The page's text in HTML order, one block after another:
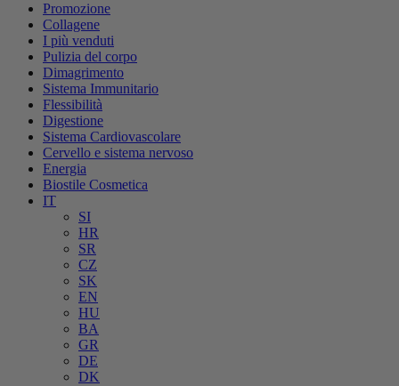
Promozione
Collagene
I più venduti
Pulizia del corpo
Dimagrimento
Sistema Immunitario
Flessibilità
Digestione
Sistema Cardiovascolare
Cervello e sistema nervoso
Energia
Biostile Cosmetica
IT
SI
HR
SR
CZ
SK
EN
HU
BA
GR
DE
DK